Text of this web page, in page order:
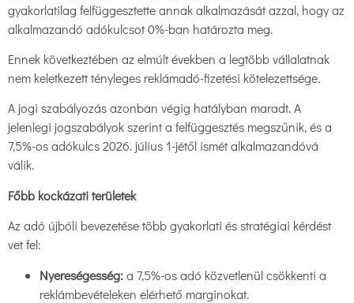
gyakorlatilag felfüggesztette annak alkalmazását azzal, hogy az
alkalmazandó adókulcsot 0%-ban határozta meg.
Ennek következtében az elmúlt években a legtöbb vállalatnak
nem keletkezett tényleges reklámadó-fizetési kötelezettsége.
A jogi szabályozás azonban végig hatályban maradt. A
jelenlegi jogszabályok szerint a felfüggesztés megszűnik, és a
7,5%-os adókulcs 2026. július 1-jétől ismét alkalmazandóvá
válik.
Főbb kockázati területek
Az adó újbóli bevezetése több gyakorlati és stratégiai kérdést
vet fel:
Nyereségesség:a 7,5%-os adó közvetlenül csökkenti a
reklámbevételeken elérhető marginokat.